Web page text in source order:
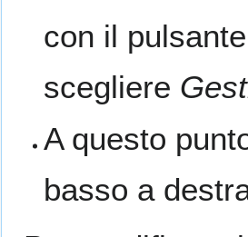
con il
scegliere
A questo
basso a